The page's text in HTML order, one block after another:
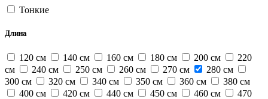
Тонкие
Длина
120 см 140 см 160 см 180 см 200 см
220
см
240 см 250 см 260 см 270 см
280 см
300 см
320 см 340 см 350 см 360 см
380 см
400 см
420 см 440 см 450 см 460 см
470